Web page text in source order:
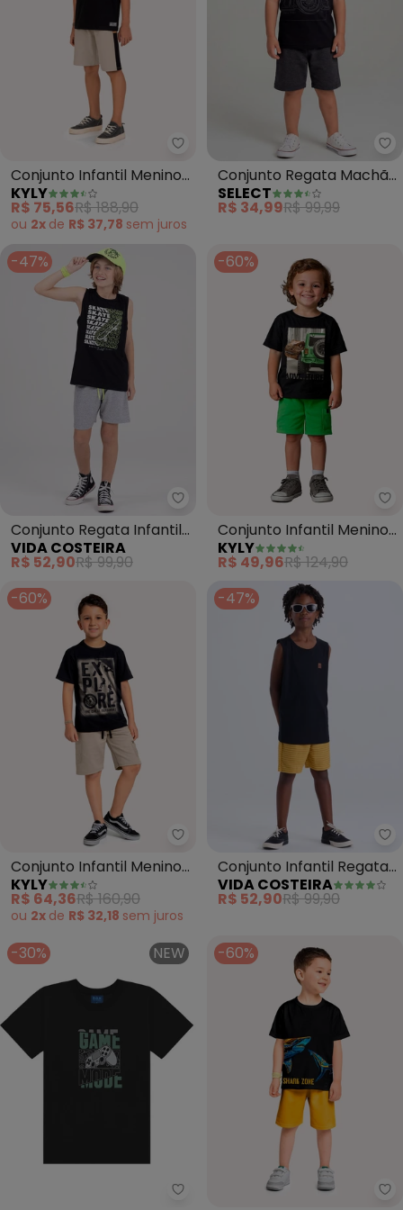
Kyly - Conjunto Infantil Menino
Conjunto Infantil Menino
Bordado (Preto)
KYLY
R$ 75,56R$ 188,90
ou 2x de R$ 37,78 sem juros
Conjunto Regata Machão
com Estampa (Preto)
SELECT
R$ 34,99R$ 99,99
-47%
Vida Costeira - Conjunto
Conjunto Regata Infantil
Skaterboard (Bege)
VIDA COSTEIRA
R$ 52,90R$ 99,90
-60%
Conjunto Infantil Menino
Dinossauro (Preto)
KYLY
R$ 49,96R$ 124,90
-60%
Kyly - Conjunto Infantil Menino
Conjunto Infantil Menino
Lettering (Preto)
KYLY
R$ 64,36R$ 160,90
ou 2x de R$ 32,18 sem juros
-47%
Conjunto Infantil Regata
Fresquinha (Preto)
VIDA COSTEIRA
R$ 52,90R$ 99,90
-30% NEW
Ddk - Conjunto Camiseta e
-60%